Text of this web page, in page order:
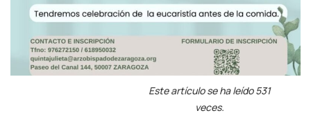
Este artículo se ha leído 531
veces.